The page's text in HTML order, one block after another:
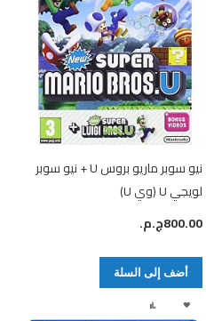
نيو سوبر ماريو بروس U + نيو سوبر
لويجي U (وي U)
800.00ج.م.‏
أضف إلى السلة
أضف